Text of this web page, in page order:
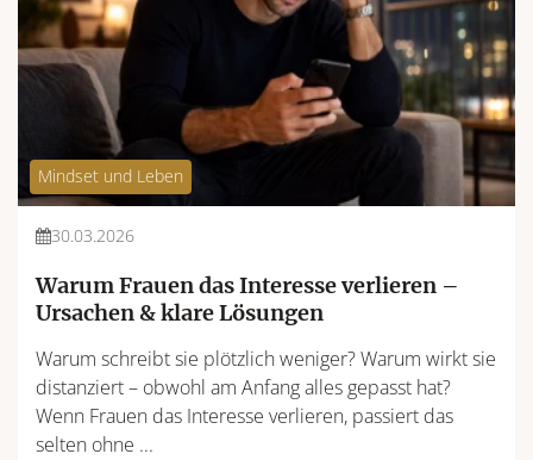
Mindset und Leben
30.03.2026
Warum Frauen das Interesse verlieren –
Ursachen & klare Lösungen
Warum schreibt sie plötzlich weniger? Warum wirkt sie
distanziert – obwohl am Anfang alles gepasst hat?
Wenn Frauen das Interesse verlieren, passiert das
selten ohne ...